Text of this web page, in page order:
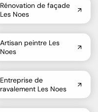
Rénovation de façade
Les Noes
Artisan peintre Les
Noes
Entreprise de
ravalement Les Noes